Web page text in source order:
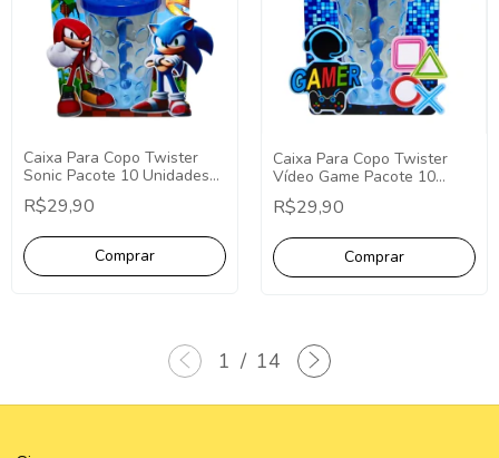
Caixa Para Copo Twister
Sonic Pacote 10 Unidades
Lembrancinha Sonic
Personalizados
R$29,90
Caixa Para Copo Twister
Vídeo Game Pacote 10
Unidades Lembrancinha
Vídeo Game Personalizados
R$29,90
1 / 14